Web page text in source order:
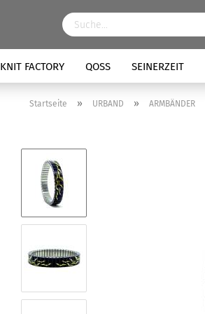
KNIT FACTORY QOSS SEINERZEIT
Startseite » URBAND » ARMBÄNDER